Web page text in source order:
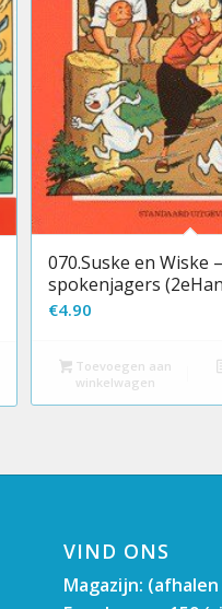
070.Suske en Wiske
spokenjagers
€4.90
Toevoegen aan
winkelwagen
VIND ONS
Magazijn: